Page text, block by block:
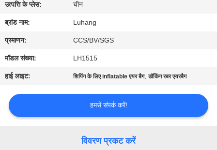
गुणवत्ता
नियंत्रण
हमसे
संपर्क
करें
उद्धरण
उत्पत्ति के प्लेस: चीन
ब्रांड नाम: Luhang
प्रमाणन: CCS/BV/SGS
मॉडल संख्या: LH1515
हाई लाइट: शिपिंग के लिए inflatable एयर बैग,डॉकिंग रबर एयरबैग
हमसे संपर्क करें!
विवरण प्रकट करें